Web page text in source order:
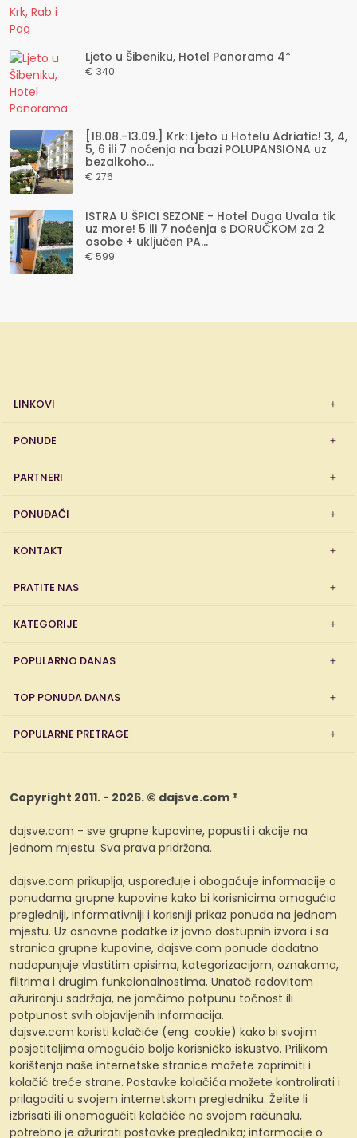
Ljeto u Šibeniku, Hotel Panorama 4*
€ 340
[18.08.-13.09.] Krk: Ljeto u Hotelu Adriatic! 3, 4,
5, 6 ili 7 noćenja na bazi POLUPANSIONA uz
bezalkoho...
€ 276
ISTRA U ŠPICI SEZONE - Hotel Duga Uvala tik
uz more! 5 ili 7 noćenja s DORUČKOM za 2
osobe + uključen PA...
€ 599
LINKOVI
PONUDE
PARTNERI
PONUĐAČI
KONTAKT
PRATITE NAS
KATEGORIJE
POPULARNO DANAS
TOP PONUDA DANAS
POPULARNE PRETRAGE
Copyright 2011. - 2026. © dajsve.com ®
dajsve.com - sve grupne kupovine, popusti i akcije na
jednom mjestu. Sva prava pridržana.
dajsve.com prikuplja, uspoređuje i obogaćuje informacije o
ponudama grupne kupovine kako bi korisnicima omogućio
pregledniji, informativniji i korisniji prikaz ponuda na jednom
mjestu. Uz osnovne podatke iz javno dostupnih izvora i sa
stranica grupne kupovine, dajsve.com ponude dodatno
nadopunjuje vlastitim opisima, kategorizacijom, oznakama,
filtrima i drugim funkcionalnostima. Unatoč redovitom
ažuriranju sadržaja, ne jamčimo potpunu točnost ili
potpunost svih objavljenih informacija.
dajsve.com koristi kolačiće (eng. cookie) kako bi svojim
posjetiteljima omogućio bolje korisničko iskustvo. Prilikom
korištenja naše internetske stranice možete zaprimiti i
kolačić treće strane. Postavke kolačića možete kontrolirati i
prilagoditi u svojem internetskom pregledniku. Želite li
izbrisati ili onemogućiti kolačiće na svojem računalu,
potrebno je ažurirati postavke preglednika; informacije o